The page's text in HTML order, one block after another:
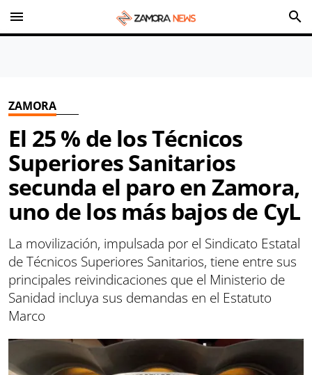
menu search
ZAMORA
El 25 % de los Técnicos
Superiores Sanitarios
secunda el paro en Zamora,
uno de los más bajos de CyL
La movilización, impulsada por el Sindicato Estatal
de Técnicos Superiores Sanitarios, tiene entre sus
principales reivindicaciones que el Ministerio de
Sanidad incluya sus demandas en el Estatuto
Marco